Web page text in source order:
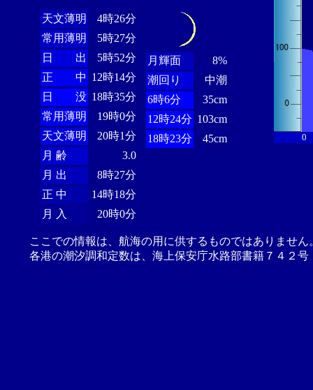
天文薄明
4時26分
常用薄明
5時27分
日 出
5時52分
正 中 12時14分
日 没 18時35分
常用薄明
19時0分
天文薄明
20時1分
月 齢
3.0
月 出
8時27分
正 中
14時18分
月 入
20時0分
月輝面
8%
潮回り
中潮
6時6分
35cm
12時24分 103cm
18時23分
45cm 0
ここでの情報は、航海の用に供するものではありませ
各港の潮汐調和定数は、海上保安庁水路部書籍７４２